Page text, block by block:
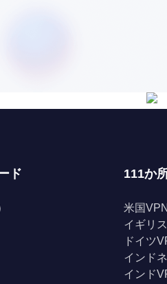
ド 111か
米国VPN
イギリ
ドイツ
インド
インド